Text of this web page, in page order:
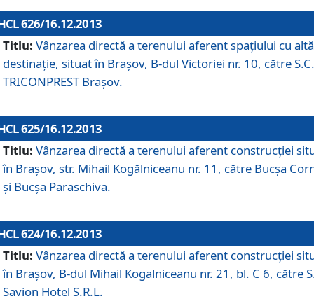
626/16.12.2013
Titlu: Vânzarea directă a terenului aferent spaţiului cu altă
destinaţie, situat în Braşov, B-dul Victoriei nr. 10, către S.C.
TRICONPREST Braşov.
625/16.12.2013
Titlu: Vânzarea directă a terenului aferent construcţiei
în Braşov, str. Mihail Kogălniceanu nr. 11, către Bucşa
şi Bucşa Paraschiva.
624/16.12.2013
Titlu: Vânzarea directă a terenului aferent construcţiei
în Braşov, B-dul Mihail Kogalniceanu nr. 21, bl. C 6, către
Savion Hotel S.R.L.